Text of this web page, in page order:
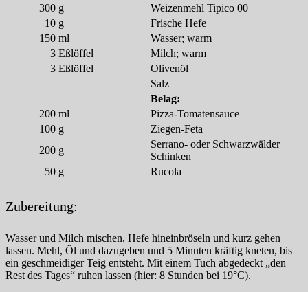
300 g
Weizenmehl Tipico 00
10 g
Frische Hefe
150 ml
Wasser; warm
3 Eßlöffel
Milch; warm
3 Eßlöffel
Olivenöl
Salz
Belag:
200 ml
Pizza-Tomatensauce
100 g
Ziegen-Feta
200 g
Serrano- oder Schwarzwälder
Schinken
50 g Rucola
Zubereitung:
Wasser und Milch mischen, Hefe hineinbröseln und kurz gehen
lassen. Mehl, Öl und dazugeben und 5 Minuten kräftig kneten, bis
ein geschmeidiger Teig entsteht. Mit einem Tuch abgedeckt „den
Rest des Tages“ ruhen lassen (hier: 8 Stunden bei 19°C).